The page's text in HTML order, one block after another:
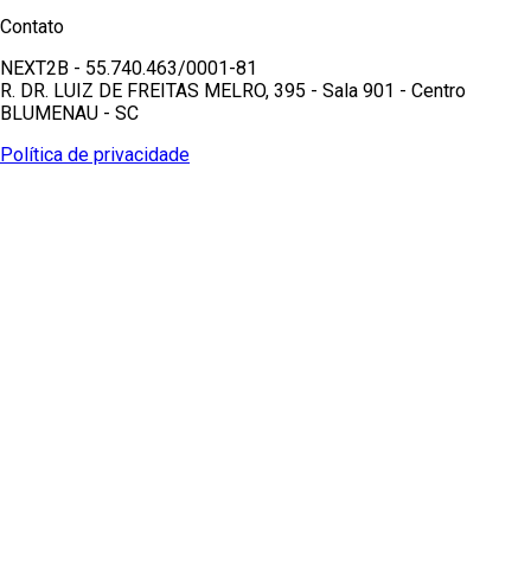
Contato
NEXT2B - 55.740.463/0001-81
R. DR. LUIZ DE FREITAS MELRO, 395 - Sala 901 - Centro
BLUMENAU - SC
Política de privacidade